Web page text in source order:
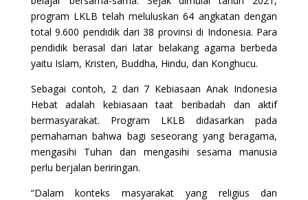
program LKLB telah meluluskan 64 angkatan dengan
total 9.600 pendidik dari 38 provinsi di Indonesia. Para
pendidik berasal dari latar belakang agama berbeda
yaitu Islam, Kristen, Buddha, Hindu, dan Konghucu.
Sebagai contoh, 2 dari 7 Kebiasaan Anak Indonesia
Hebat adalah kebiasaan taat beribadah dan aktif
bermasyarakat. Program LKLB didasarkan pada
pemahaman bahwa bagi seseorang yang beragama,
mengasihi Tuhan dan mengasihi sesama manusia
perlu berjalan beriringan.
“Dalam konteks masyarakat yang religius dan